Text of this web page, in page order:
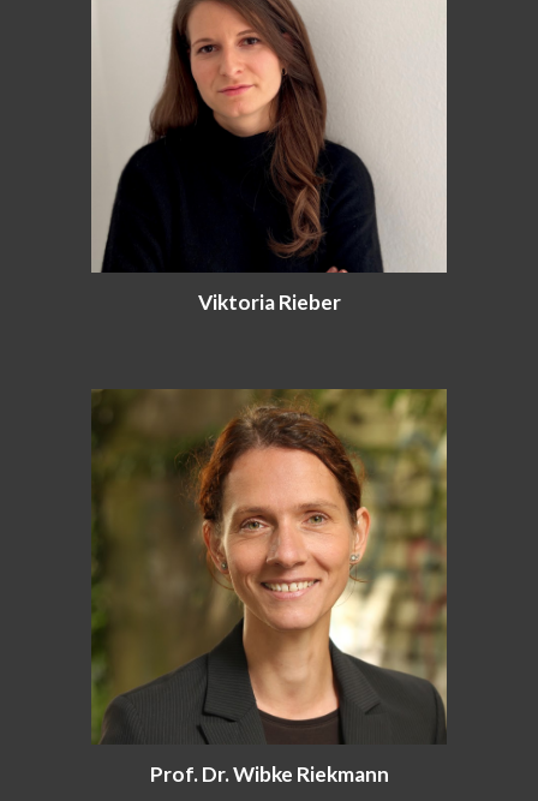
Viktoria Rieber
Prof. Dr. Wibke Riekmann